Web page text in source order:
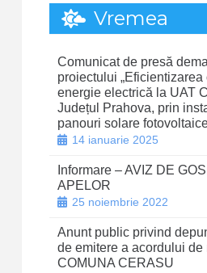
Vremea
Comunicat de presă
proiectului
energie electrică la UAT
Județul Prahova, prin
panouri solare
14 ianuarie 2025
Informare – AVIZ DE
APELOR
25 noiembrie 2022
Anunt public privind
de emitere a acordului de
COMUNA CERASU